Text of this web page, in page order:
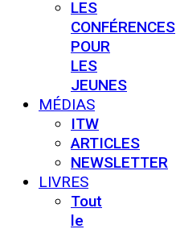
LES
CONFÉRENCES
POUR
LES
JEUNES
MÉDIAS
ITW
ARTICLES
NEWSLETTER
LIVRES
Tout
le